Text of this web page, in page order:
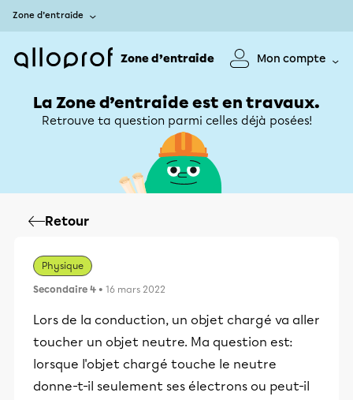
Zone d’entraide
Zone d’entraide Mon compte
La Zone d’entraide est en travaux.
Retrouve ta question parmi celles déjà posées!
Retour
Physique
Secondaire 4 • 16 mars 2022
Lors de la conduction, un objet chargé va aller
toucher un objet neutre. Ma question est:
lorsque l'objet chargé touche le neutre
donne-t-il seulement ses électrons ou peut-il